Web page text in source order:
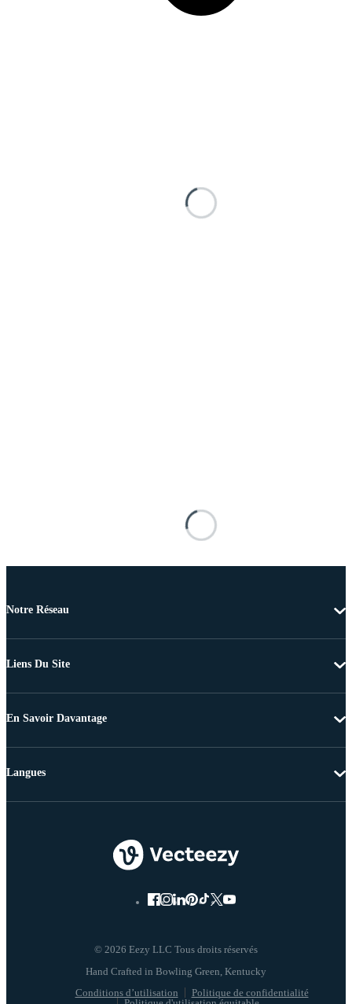
Notre Réseau
Liens Du Site
En Savoir Davantage
© 2026 Eezy LLC Tous droits réservés
Conditions d’utilisation
Politique de confidentialité
Langues